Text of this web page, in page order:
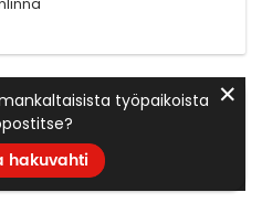
työpaikoista
hakuvahti
✕